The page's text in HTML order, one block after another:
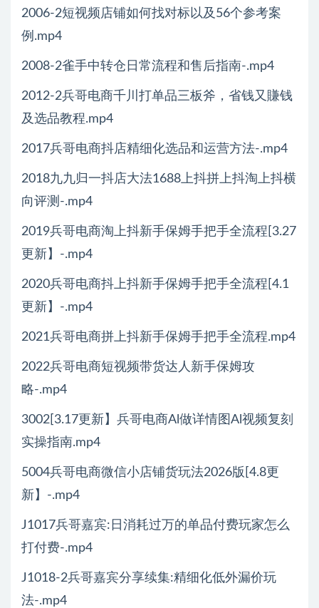
2006-2短视频店铺如何找对标以及56个参考案
例.mp4
2008-2雀手中转仓日常流程和售后指南-.mp4
2012-2兵哥电商千川打单品三板斧，省钱又賺钱
及选品教程.mp4
2017兵哥电商抖店精细化选品和运营方法-.mp4
2018九九归一抖店大法1688上抖拼上抖淘上抖横
向评测-.mp4
2019兵哥电商淘上抖新手保姆手把手全流程[3.27
更新】-.mp4
2020兵哥电商抖上抖新手保姆手把手全流程[4.1
更新】-.mp4
2021兵哥电商拼上抖新手保姆手把手全流程.mp4
2022兵哥电商短视频带货达人新手保姆攻
略-.mp4
3002[3.17更新】兵哥电商Al做详情图Al视频复刻
实操指南.mp4
5004兵哥电商微信小店铺货玩法2026版[4.8更
新】-.mp4
J1017兵哥嘉宾:日消耗过万的单品付费玩家怎么
打付费-.mp4
J1018-2兵哥嘉宾分享续集:精细化低外漏价玩
法-.mp4